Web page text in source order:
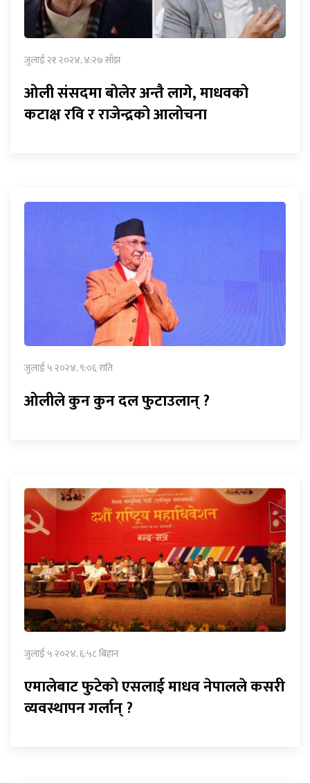
जुलाई २१ २०२४, ४:२७ साँझ
ओली संसदमा बोलेर अन्तै लागे, माधवको
कटाक्ष रवि र राजेन्द्रको आलोचना
जुलाई ५ २०२४, ९:०६ राति
ओलीले कुन कुन दल फुटाउलान् ?
जुलाई ५ २०२४, ६:५८ बिहान
एमालेबाट फुटेको एसलाई माधव नेपालले कसरी
व्यवस्थापन गर्लान् ?